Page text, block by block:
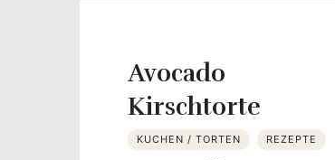
Avocado
Kirschtorte
KUCHEN / TORTEN REZEPTE